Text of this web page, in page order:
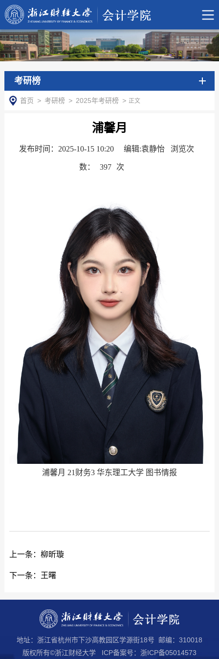
考研榜
首页 > 考研榜 > 2025年考研榜 > 正文
浦馨月
发布时间：2025-10-15 10:20 编辑:袁静怡 浏览次
数： 397 次
浦馨月 21财务3 华东理工大学 图书情报
上一条： 柳昕璇
下一条： 王曙
地址：浙江省杭州市下沙高教园区学源街18号 邮编：310018
版权所有©浙江财经大学 ICP备案号：浙ICP备05014573